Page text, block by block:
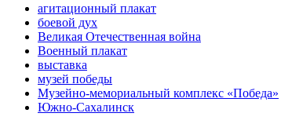
агитационный плакат
боевой дух
Великая Отечественная война
Военный плакат
выставка
музей победы
Музейно-мемориальный комплекс «Победа»
Южно-Сахалинск